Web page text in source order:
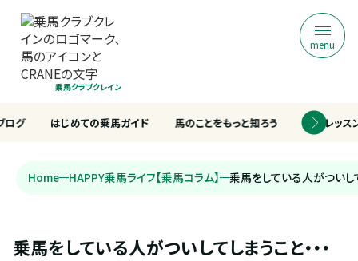
乗馬クラブクレイン
menu
はじめての乗馬ガイド 馬のことをもっと知ろう 乗馬レッス
ログ
Home HAPPY乗馬ライフ【乗馬コラム】 乗馬をしている人がついして
乗馬をしている人がついしてしまうこと・・・